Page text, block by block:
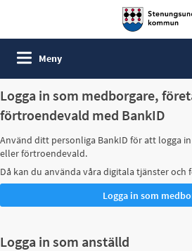
Meny
Logga in som medborgare,
förtroendevald med BankID
Använd ditt personliga BankID för att logga
eller förtroendevald.
Då kan du använda våra digitala tjänster och
Logga in som anställd